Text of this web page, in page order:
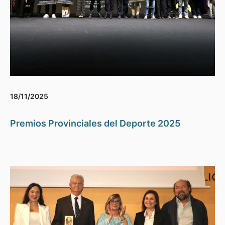
18/11/2025
Premios Provinciales del Deporte 2025